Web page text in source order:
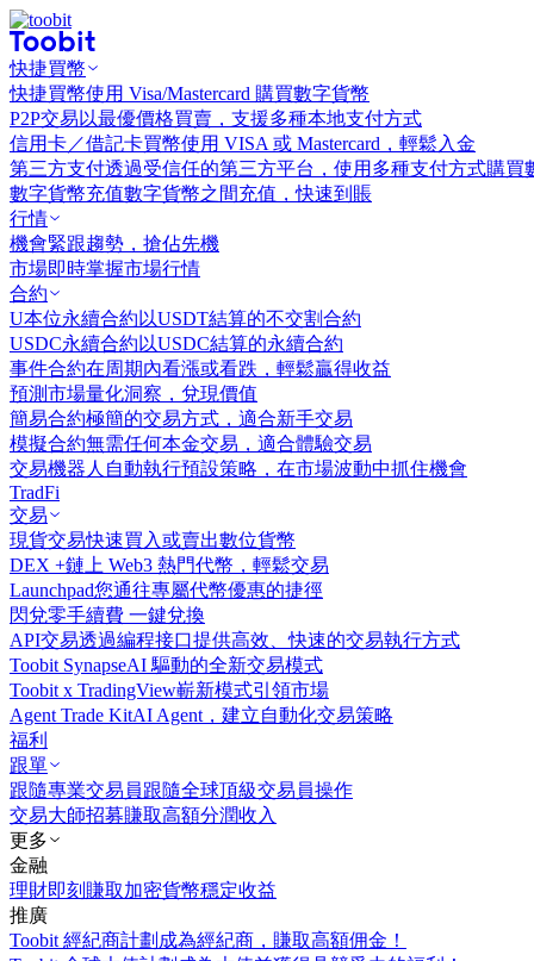
快捷買幣
快捷買幣使用 Visa/Mastercard 購買數字貨幣
P2P交易 以最優價格買賣，支援多種本地支付方式
信用卡／借記卡買幣使用 VISA 或 Mastercard，輕鬆入金
第三方支付透過受信任的第三方平台，使用多種支付方式購買
數字貨幣充值數字貨幣之間充值，快速到賬
行情
機會緊跟趨勢，搶佔先機
市場即時掌握市場行情
合約
U本位永續合約 以USDT結算的不交割合約
USDC永續合約 以USDC結算的永續合約
事件合約在周期內看漲或看跌，輕鬆贏得收益
預測市場量化洞察，兌現價值
簡易合約極簡的交易方式，適合新手交易
模擬合約無需任何本金交易，適合體驗交易
交易機器人 自動執行預設策略，在市場波動中抓住機會
TradFi
交易
現貨交易快速買入或賣出數位貨幣
DEX +鏈上 Web3 熱門代幣，輕鬆交易
Launchpad您通往專屬代幣優惠的捷徑
閃兌零手續費 一鍵兌換
API交易透過編程接口提供高效、快速的交易執行方式
Toobit SynapseAI 驅動的全新交易模式
Toobit x TradingView嶄新模式引領市場
Agent Trade KitAI Agent，建立自動化交易策略
福利
跟單
跟隨專業交易員跟隨全球頂級交易員操作
交易大師招募賺取高額分潤收入
更多
金融
理財即刻賺取加密貨幣穩定收益
推廣
Toobit 經紀商計劃 成為經紀商，賺取高額佣金！